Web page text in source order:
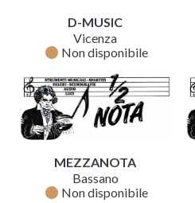
D-MUSIC
Vicenza
fiber_manual_record Non disponibile
MEZZANOTA
Bassano
fiber_manual_record Non disponibile